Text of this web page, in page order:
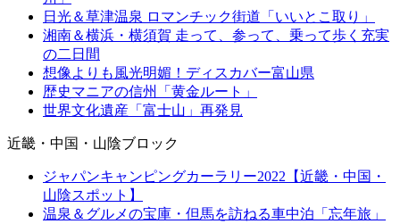
日光＆草津温泉 ロマンチック街道「いいとこ取り」
湘南＆横浜・横須賀 走って、参って、乗って歩く充実
の二日間
想像よりも風光明媚！ディスカバー富山県
歴史マニアの信州「黄金ルート」
世界文化遺産「富士山」再発見
近畿・中国・山陰ブロック
ジャパンキャンピングカーラリー2022【近畿・中国・
山陰スポット】
温泉＆グルメの宝庫・但馬を訪ねる車中泊「忘年旅」